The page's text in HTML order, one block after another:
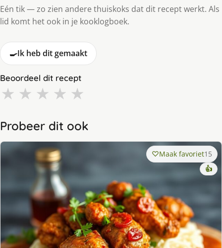
Eén tik — zo zien andere thuiskoks dat dit recept werkt. Als
lid komt het ook in je kooklogboek.
🍳Ik heb dit gemaakt
Beoordeel dit recept
★ ★ ★ ★ ★
Probeer dit ook
Maak favoriet15
👍